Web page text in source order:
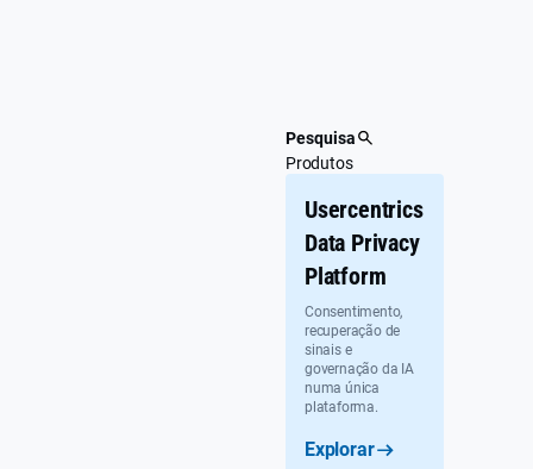
Pesquisa
Produtos
Usercentrics
Data Privacy
Platform
Consentimento,
recuperação de
sinais e
governação da IA
numa única
plataforma.
Explorar